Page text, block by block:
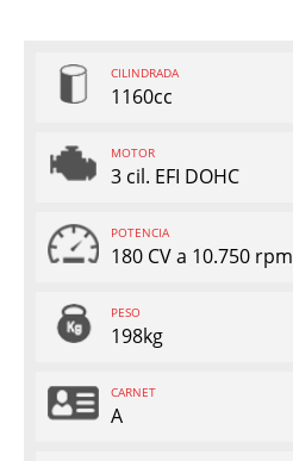
CILINDRADA
1160cc
MOTOR
3 cil. EFI DOHC
POTENCIA
180 CV a 10.750 rpm
PESO
198kg
CARNET
A